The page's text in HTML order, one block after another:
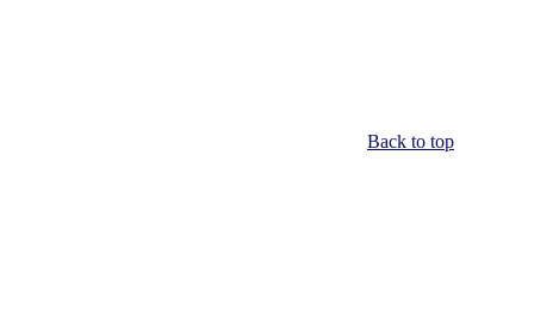
Back to top